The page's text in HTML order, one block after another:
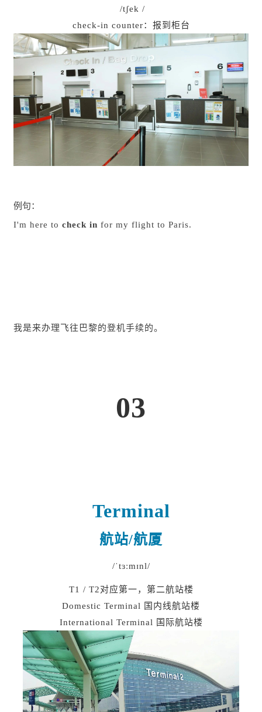
/tʃek /
check-in counter：报到柜台
例句：
I'm here to check in for my flight to Paris.
我是来办理飞往巴黎的登机手续的。
03
Terminal
航站/航厦
/ˈtɜːmɪnl/
T1 / T2对应第一，第二航站楼
Domestic Terminal 国内线航站楼
International Terminal 国际航站楼